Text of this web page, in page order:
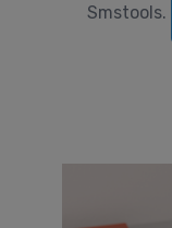
Smstools.